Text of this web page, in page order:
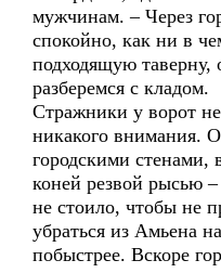
мужчинам. – Через
спокойно, как ни в
подходящую таверну,
разберемся с кладом.
Стражники у ворот
никакого внимания.
городскими стенами,
коней резвой рысью
не стоило, чтобы не
убраться из Амьена
побыстрее. Вскоре